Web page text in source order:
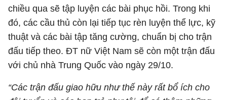
chiều qua sẽ tập luyện các bài phục hồi. Trong khi
đó, các cầu thủ còn lại tiếp tục rèn luyện thể lực, kỹ
thuật và các bài tập tăng cường, chuẩn bị cho trận
đấu tiếp theo. ĐT nữ Việt Nam sẽ còn một trận đấu
với chủ nhà Trung Quốc vào ngày 29/10.
“Các trận đấu giao hữu như thế này rất bổ ích cho